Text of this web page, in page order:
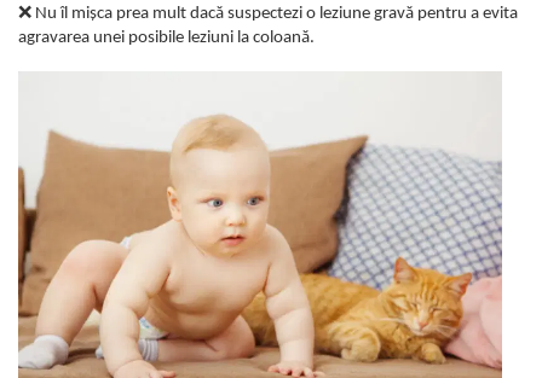
❌ Nu îl mișca prea mult dacă suspectezi o leziune gravă pentru a evita
agravarea unei posibile leziuni la coloană.